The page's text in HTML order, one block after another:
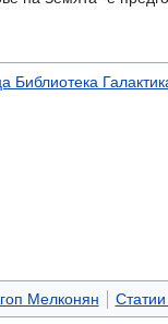
Библиотека
Мелконян